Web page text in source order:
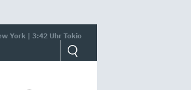
York | 3:42 Uhr Tokio